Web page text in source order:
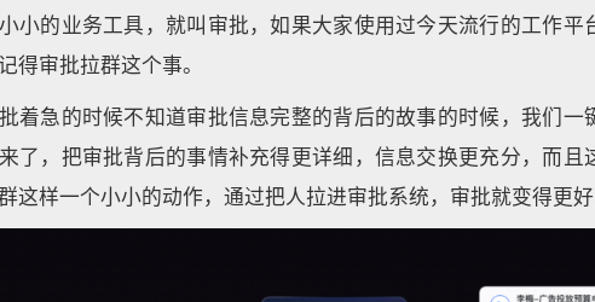
小的业务工具，就叫审批，如果大家使用过今天流行的工作
得审批拉群这个事。
着急的时候不知道审批信息完整的背后的故事的时候，我们
了，把审批背后的事情补充得更详细，信息交换更充分，而
这样一个小小的动作，通过把人拉进审批系统，审批就变得更好